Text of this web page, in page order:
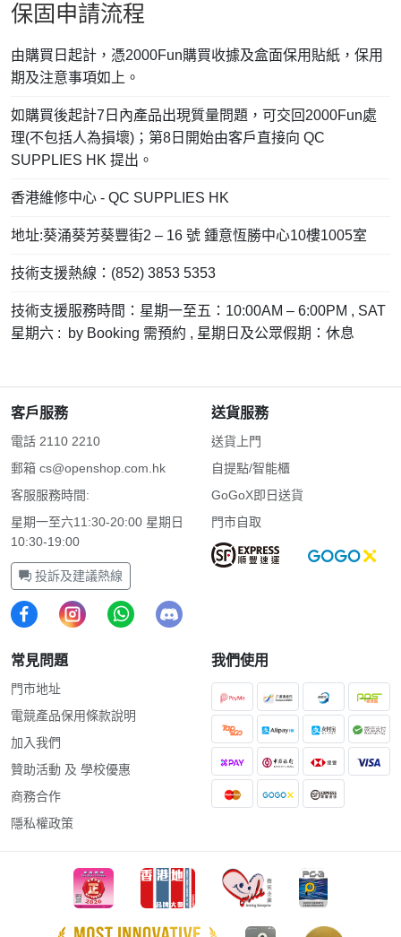
保固申請流程
由購買日起計，憑2000Fun購買收據及盒面保用貼紙，保用
期及注意事項如上。
如購買後起計7日內產品出現質量問題，可交回2000Fun處
理(不包括人為損壞)；第8日開始由客戶直接向 QC
SUPPLIES HK 提出。
香港維修中心 - QC SUPPLIES HK
地址:葵涌葵芳葵豐街2 – 16 號 鍾意恆勝中心10樓1005室
技術支援熱線：(852) 3853 5353
技術支援服務時間：星期一至五：10:00AM – 6:00PM , SAT
星期六 : by Booking 需預約 , 星期日及公眾假期：休息
客戶服務
電話 2110 2210
郵箱 cs@openshop.com.hk
客服服務時間:
星期一至六11:30-20:00 星期日
10:30-19:00
投訴及建議熱線
送貨服務
送貨上門
自提點/智能櫃
GoGoX即日送貨
門市自取
常見問題
門市地址
電競產品保用條款說明
加入我們
贊助活動 及 學校優惠
商務合作
隱私權政策
我們使用